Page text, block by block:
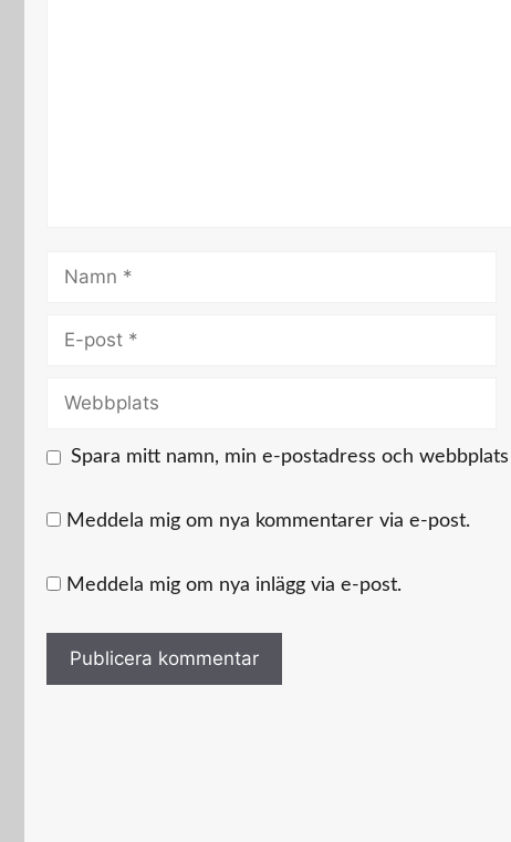
Namn
Webbplats
Spara mitt namn, min e-postadress och
Meddela mig om nya kommentarer via e-post.
Meddela mig om nya inlägg via e-post.